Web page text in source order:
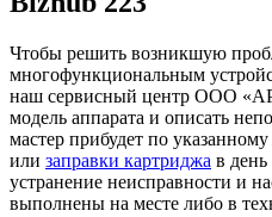
Чтобы решить возникшую
многофункциональным
наш сервисный центр ООО
модель аппарата и описать
мастер прибудет по
или заправки картриджа в день
устранение неисправности и
выполнены на месте либо в